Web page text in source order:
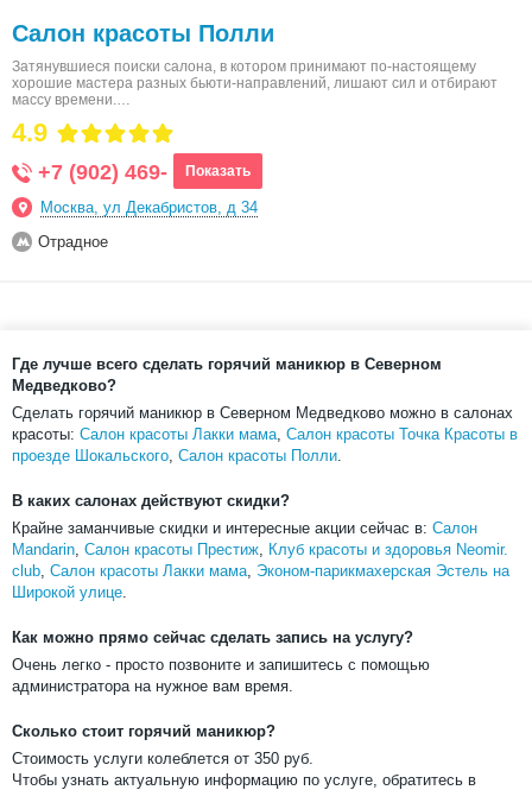
Салон красоты Полли
Затянувшиеся поиски салона, в котором принимают по-настоящему
хорошие мастера разных бьюти-направлений, лишают сил и отбирают
массу времени.…
4.9
+7 (902) 469- Показать
Москва, ул Декабристов, д 34
Отрадное
Где лучше всего сделать горячий маникюр в Северном
Медведково?
Сделать горячий маникюр в Северном Медведково можно в салонах
красоты: Салон красоты Лакки мама, Салон красоты Точка Красоты в
проезде Шокальского, Салон красоты Полли.
В каких салонах действуют скидки?
Крайне заманчивые скидки и интересные акции сейчас в: Салон
Mandarin, Салон красоты Престиж, Клуб красоты и здоровья Neomir.
club, Салон красоты Лакки мама, Эконом-парикмахерская Эстель на
Широкой улице.
Как можно прямо сейчас сделать запись на услугу?
Очень легко - просто позвоните и запишитесь с помощью
администратора на нужное вам время.
Сколько стоит горячий маникюр?
Стоимость услуги колеблется от 350 руб.
Чтобы узнать актуальную информацию по услуге, обратитесь в